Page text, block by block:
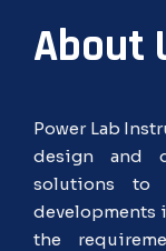
About
Power Lab
design and
solutions
developments
the